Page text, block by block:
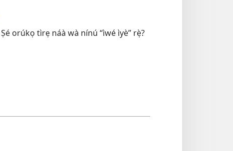
orúkọ tìrẹ náà wà nínú “ìwé ìyè” rẹ̀?